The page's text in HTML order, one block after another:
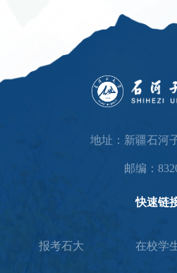
地址：新疆石河
邮编：
快速链
报考石大 在校学